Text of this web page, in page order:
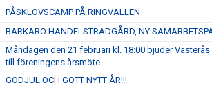
PÅSKLOVSCAMP PÅ RINGVALLEN
BARKARÖ HANDELSTRÄDGÅRD, NY
Måndagen den 21 februari kl. 18:00 bjuder Västerås
till föreningens årsmöte.
GODJUL OCH GOTT NYTT ÅR!!!